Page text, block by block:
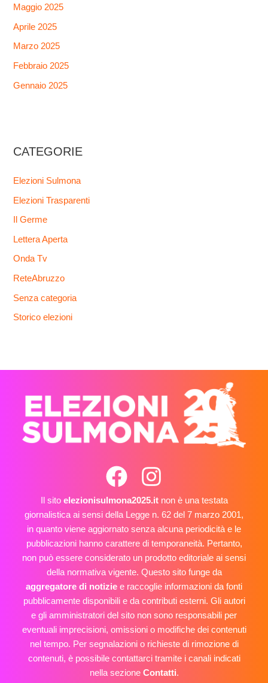
Maggio 2025
Aprile 2025
Marzo 2025
Febbraio 2025
Gennaio 2025
CATEGORIE
Elezioni Sulmona
Elezioni Trasparenti
Il Germe
Lettera Aperta
Onda Tv
ReteAbruzzo
Senza categoria
Storico elezioni
Il sito elezionisulmona2025.itnon è una testata
giornalistica ai sensi della Legge n. 62 del 7 marzo 2001,
in quanto viene aggiornato senza alcuna periodicità e le
pubblicazioni hanno carattere di temporaneità. Pertanto,
non può essere considerato un prodotto editoriale ai sensi
della normativa vigente. Questo sito funge da
aggregatore di notizie e raccoglie informazioni da fonti
pubblicamente disponibili e da contributi esterni. Gli autori
e gli amministratori del sito non sono responsabili per
eventuali imprecisioni, omissioni o modifiche dei contenuti
nel tempo. Per segnalazioni o richieste di rimozione di
contenuti, è possibile contattarci tramite i canali indicati
nella sezione Contatti.